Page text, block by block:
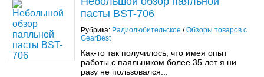
пасты BST-706
Рубрика: Радиолюбительское /Обзоры товаров с
GearBest
Как-то так получилось, что имея опыт
работы с паяльником более 35 лет я ни
разу не пользовался...